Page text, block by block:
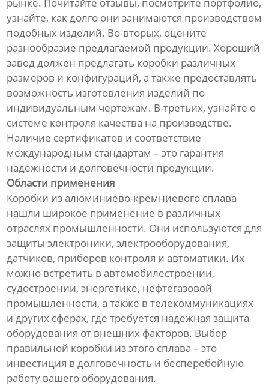
рынке. Почитайте отзывы, посмотрите портфолио,
узнайте, как долго они занимаются производством
подобных изделий. Во-вторых, оцените
разнообразие предлагаемой продукции. Хороший
завод должен предлагать коробки различных
размеров и конфигураций, а также предоставлять
возможность изготовления изделий по
индивидуальным чертежам. В-третьих, узнайте о
системе контроля качества на производстве.
Наличие сертификатов и соответствие
международным стандартам – это гарантия
надежности и долговечности продукции.
Области применения
Коробки из алюминиево-кремниевого сплава
нашли широкое применение в различных
отраслях промышленности. Они используются для
защиты электроники, электрооборудования,
датчиков, приборов контроля и автоматики. Их
можно встретить в автомобилестроении,
судостроении, энергетике, нефтегазовой
промышленности, а также в телекоммуникациях
и других сферах, где требуется надежная защита
оборудования от внешних факторов. Выбор
правильной коробки из этого сплава – это
инвестиция в долговечность и бесперебойную
работу вашего оборудования.